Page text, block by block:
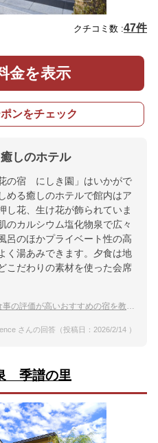
クチコミ数 :47件
金を表示
ンをチェック
しのホテル
の宿 にしき園」はいかがで
める癒しのホテルで館内はア
し花、生け花が飾られていま
のカルシウム塩化物泉で広々
呂のほかプライベート性の高
く湯あみできます。夕食は地
こだわりの素材を使った会席
評価が高いおすすめの宿を教えて
さんの回答（投稿日：2026/2/14 ）
季譜の里